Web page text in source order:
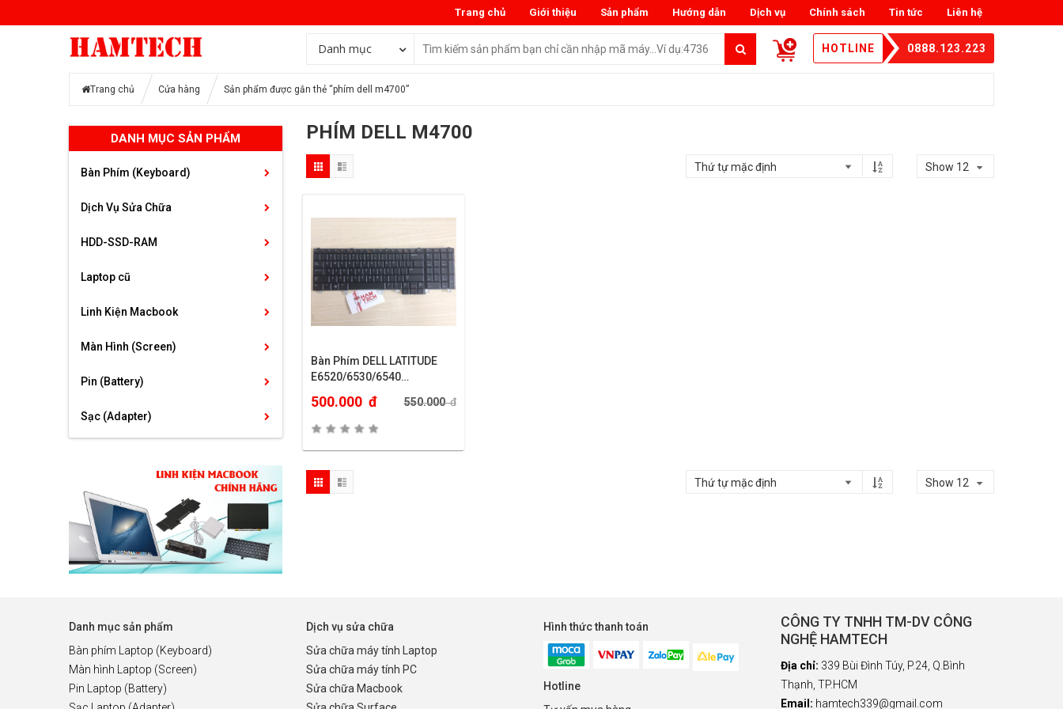
Liên hệ
Tin tức
Chính sách
Dịch vụ
Hướng dẫn
Sản phẩm
Giới thiệu
Trang chủ
Danh mục HOTLINE 0888.123.223
Trang chủ Cửa hàng Sản phẩm được gắn thẻ “phím dell m4700”
DANH MỤC SẢN PHẨM
Bàn Phím (Keyboard)
Dịch Vụ Sửa Chữa
HDD-SSD-RAM
Laptop cũ
Linh Kiện Macbook
Màn Hình (Screen)
Pin (Battery)
Sạc (Adapter)
PHÍM DELL M4700
Show 12
Bàn Phím DELL LATITUDE
E6520/6530/6540…
500.000 đ 550.000đ
Show 12
Danh mục sản phẩm
Bàn phím Laptop (Keyboard)
Màn hình Laptop (Screen)
Pin Laptop (Battery)
Dịch vụ sửa chữa
Sửa chữa máy tính Laptop
Sửa chữa máy tính PC
Sửa chữa Macbook
Hình thức thanh toán
Hotline
CÔNG TY TNHH TM-DV CÔNG
NGHỆ HAMTECH
Địa chỉ: 339 Bùi Đình Túy, P.24, Q.Bình
Thạnh, TP.HCM
Email: hamtech339@gmail.com